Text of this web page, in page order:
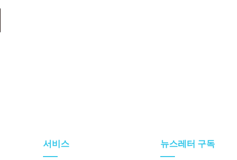
서비스 뉴스레터 구독